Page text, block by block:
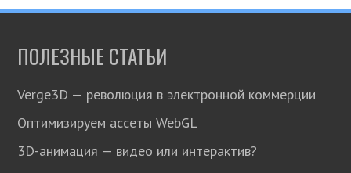
ПОЛЕЗНЫЕ СТАТЬИ
Verge3D — революция в электронной коммерции
Оптимизируем ассеты WebGL
3D-анимация — видео или интерактив?